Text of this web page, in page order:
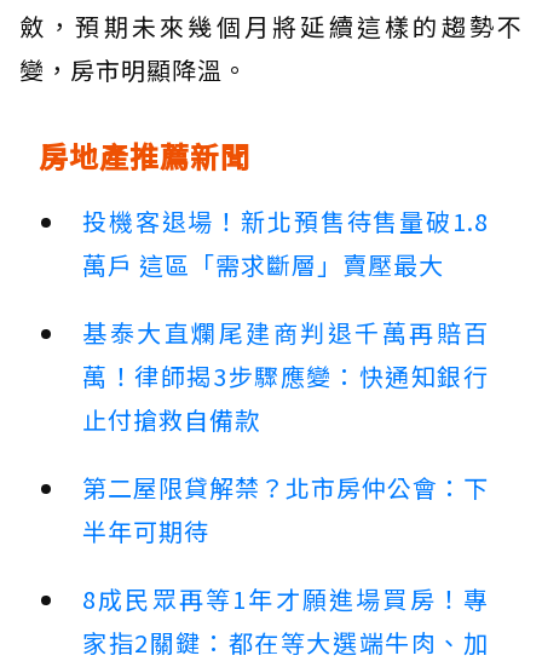
斂，預期未來幾個月將延續這樣的趨勢不
變，房市明顯降溫。
房地產推薦新聞
投機客退場！新北預售待售量破1.8
萬戶 這區「需求斷層」賣壓最大
基泰大直爛尾建商判退千萬再賠百
萬！律師揭3步驟應變：快通知銀行
止付搶救自備款
第二屋限貸解禁？北市房仲公會：下
半年可期待
8成民眾再等1年才願進場買房！專
家指2關鍵：都在等大選端牛肉、加